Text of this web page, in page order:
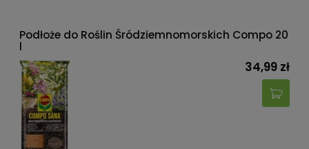
Podłoże do Roślin Śródziemnomorskich Compo 20
l
34,99 zł